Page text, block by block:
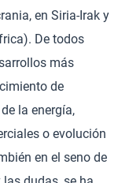
en Siria-Irak y
De todos
más
de
la energía,
o evolución
en el seno de